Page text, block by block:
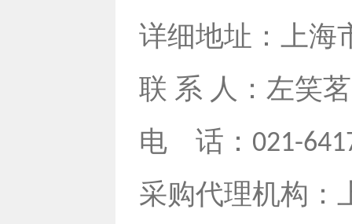
详细地址：上海
联 系 人：左笑
电
话： 021-
采购代理机构：